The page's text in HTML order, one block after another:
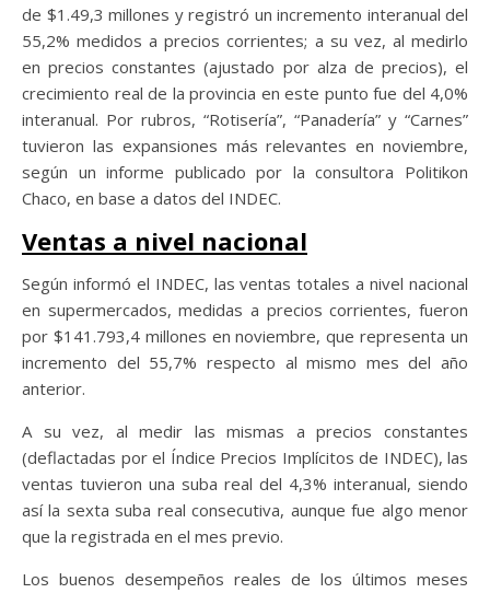
de $1.49,3 millones y registró un incremento interanual del
55,2% medidos a precios corrientes; a su vez, al medirlo
en precios constantes (ajustado por alza de precios), el
crecimiento real de la provincia en este punto fue del 4,0%
interanual. Por rubros, “Rotisería”, “Panadería” y “Carnes”
tuvieron las expansiones más relevantes en noviembre,
según un informe publicado por la consultora Politikon
Chaco, en base a datos del INDEC.
Ventas a nivel nacional
Según informó el INDEC, las ventas totales a nivel nacional
en supermercados, medidas a precios corrientes, fueron
por $141.793,4 millones en noviembre, que representa un
incremento del 55,7% respecto al mismo mes del año
anterior.
A su vez, al medir las mismas a precios constantes
(deflactadas por el Índice Precios Implícitos de INDEC), las
ventas tuvieron una suba real del 4,3% interanual, siendo
así la sexta suba real consecutiva, aunque fue algo menor
que la registrada en el mes previo.
Los buenos desempeños reales de los últimos meses